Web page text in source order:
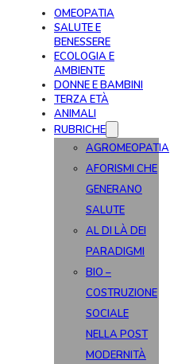
OMEOPATIA
SALUTE E
BENESSERE
ECOLOGIA E
AMBIENTE
DONNE E BAMBINI
TERZA ETÀ
ANIMALI
RUBRICHE
AGROMEOPATIA
AFORISMI CHE
GENERANO
SALUTE
AL DI LÀ DEI
PARADIGMI
BIO –
COSTRUZIONE
SOCIALE
NELLA POST
MODERNITÀ